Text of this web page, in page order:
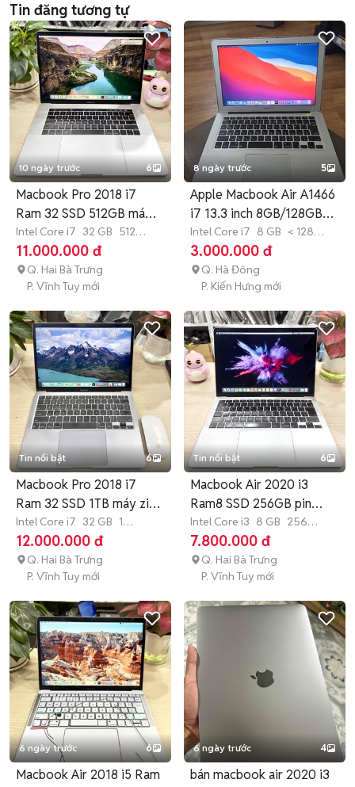
Tin đăng tương tự
10 ngày trước 6
Macbook Pro 2018 i7
Ram 32 SSD 512GB máy
zin đẹp
Intel Core i7 32 GB 512
GB
SSD
11.000.000 đ
Q. Hai Bà Trưng
P. Vĩnh Tuy mới
8 ngày trước 5
Apple Macbook Air A1466
i7 13.3 inch 8GB/128GB
Bạc
Intel Core i7 8 GB < 128
GB SSD
3.000.000 đ
Q. Hà Đông
P. Kiến Hưng mới
Tin nổi bật 6
Macbook Pro 2018 i7
Ram 32 SSD 1TB máy zin
pin new
Intel Core i7 32 GB 1
TB SSD
12.000.000 đ
Q. Hai Bà Trưng
P. Vĩnh Tuy mới
Tin nổi bật 6
Macbook Air 2020 i3
Ram8 SSD 256GB pin
new máy zin
Intel Core i3 8 GB 256
GB SSD
7.800.000 đ
Q. Hai Bà Trưng
P. Vĩnh Tuy mới
6 ngày trước 6
Macbook Air 2018 i5 Ram
6 ngày trước 4
bán macbook air 2020 i3